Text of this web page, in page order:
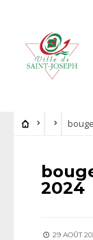
2024
29 AOÛT